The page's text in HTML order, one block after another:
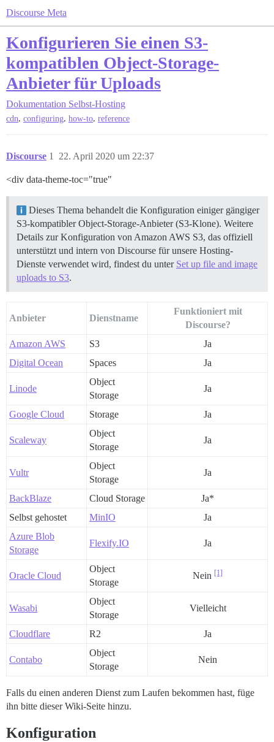
Discourse Meta
Konfigurieren Sie einen S3-
kompatiblen Object-Storage-
Anbieter für Uploads
Dokumentation Selbst-Hosting
cdn, configuring, how-to, reference
Discourse 22. April 2020 um 22:37
1
<div data-theme-toc="true"
Dieses Thema behandelt die Konfiguration einiger gängiger
S3-kompatibler Object-Storage-Anbieter (S3-Klone). Weitere
Details zur Konfiguration von Amazon AWS S3, das offiziell
unterstützt und intern von Discourse für unsere Hosting-
Dienste verwendet wird, findest du unter Set up file and image
uploads to S3.
Anbieter Dienstname
Funktioniert mit
Discourse?
Amazon AWS
S3
Ja
Digital Ocean
Spaces Ja
Linode
Object
Storage
Ja
Google Cloud Storage Ja
Scaleway
Object
Storage
Ja
Vultr
Object
Storage
Ja
BackBlaze Cloud Storage
Ja*
Selbst gehostet
MinIO
Ja
Azure Blob
Storage
Flexify.IO Ja
Oracle Cloud
Object
Storage
Nein [1]
Wasabi
Object
Storage
Vielleicht
Cloudflare R2 Ja
Contabo
Object
Storage
Nein
Falls du einen anderen Dienst zum Laufen bekommen hast, füge
ihn bitte dieser Wiki-Seite hinzu.
Konfiguration